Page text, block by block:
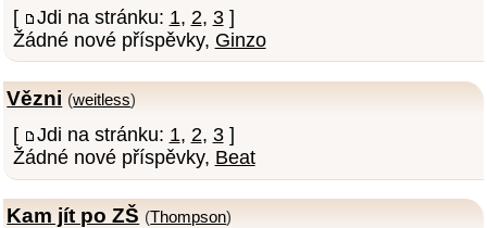
[ Jdi na stránku: 1, 2, 3]
Žádné nové příspěvky, Ginzo
Vězni (weitless)
[ Jdi na stránku: 1, 2, 3]
Žádné nové příspěvky, Beat
Kam jít po ZŠ (Thompson)